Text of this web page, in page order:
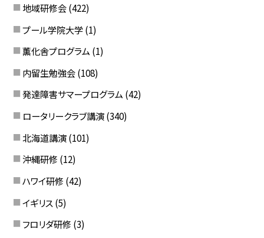
地域研修会 (422)
プール学院大学 (1)
薫化舎プログラム (1)
内留生勉強会 (108)
発達障害サマープログラム (42)
ロータリークラブ講演 (340)
北海道講演 (101)
沖縄研修 (12)
ハワイ研修 (42)
イギリス (5)
フロリダ研修 (3)